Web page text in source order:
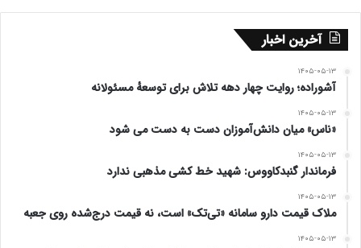
حماسه‌ آفریدند.
حال که نامزد ما پیروز میدان انتخابات شده‌ است، ترس
و واهمه داریم از فردای سرنوشت مان که :
مبادا !
۱- حقوق مردم زحمتکش ترکمن صحرا را با احساسات ما
آخرین اخبار
۱۴۰۵-۰۵-۱۳
آشوراده؛ روایت چهار دهه تلاش برای توسعهٔ مسئولانه
۱۴۰۵-۰۵-۱۳
«ناس» میان دانش‌آموزان دست به دست می شود
۱۴۰۵-۰۵-۱۳
فرماندار گنبدکاووس: شهید خط کشی مذهبی ندارد
۱۴۰۵-۰۵-۱۳
ملاک قیمت دارو سامانه «تی‌تک» است، نه قیمت درج‌شده روی جعبه
۱۴۰۵-۰۵-۱۳